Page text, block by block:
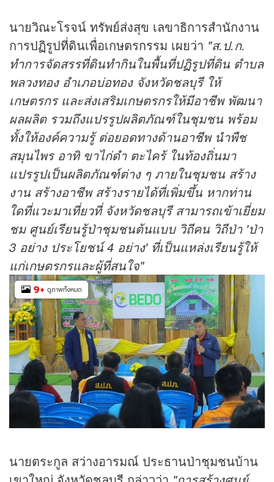
นายวิณะโรจน์ ทรัพย์ส่งสุข เลขาธิการสำนักงาน
การปฏิรูปที่ดินเพื่อเกษตรกรรม เผยว่า "ส.ป.ก.
ทำการจัดสรรที่ดินทำกินในพื้นที่ปฏิรูปที่ดิน ตำบล
พลวงทอง อำเภอบ่อทอง จังหวัดชลบุรี ให้
เกษตรกร และส่งเสริมเกษตรกรให้มีอาชีพ พัฒนา
ผลผลิต รวมถึงแปรรูปผลิตภัณฑ์ในชุมชน พร้อม
ทั้งให้องค์ความรู้ ต่อยอดทางด้านอาชีพ นำพืช
สมุนไพร อาทิ ขาไก่ดำ ตะไคร้ ในท้องถิ่นมา
แปรรูปเป็นผลิตภัณฑ์ต่าง ๆ ภายในชุมชน สร้าง
งาน สร้างอาชีพ สร้างรายได้ที่เพิ่มขึ้น หากท่าน
ใดที่แวะมาเที่ยวที่ จังหวัดชลบุรี สามารถเข้าเยี่ยม
ชม ศูนย์เรียนรู้ป่าชุมชนต้นแบบ วิถีคน วิถีป่า 'ป่า
3 อย่าง ประโยชน์ 4 อย่าง' ที่เป็นแหล่งเรียนรู้ให้
แก่เกษตรกรและผู้ที่สนใจ"
9+ ดูภาพทั้งหมด
นายตระกูล สว่างอารมณ์ ประธานป่าชุมชนบ้าน